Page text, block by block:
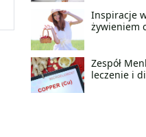
Inspiracje
żywieniem
Zespół
leczenie i